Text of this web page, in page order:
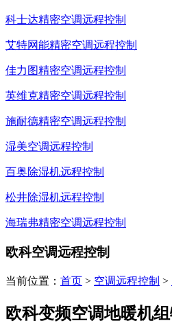
科士达精密空调远程控制
艾特网能精密空调远程控制
佳力图精密空调远程控制
英维克精密空调远程控制
施耐德精密空调远程控制
湿美空调远程控制
百奥除湿机远程控制
松井除湿机远程控制
海瑞弗精密空调远程控制
欧科空调远程控制
当前位置： 首页 > 空调远程控制 >
欧科变频空调地暖机